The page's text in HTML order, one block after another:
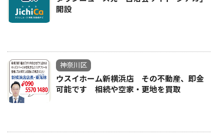
開設
神奈川区
ウスイホーム新横浜店 その不動産、即金
可能です 相続や空家・更地を買取